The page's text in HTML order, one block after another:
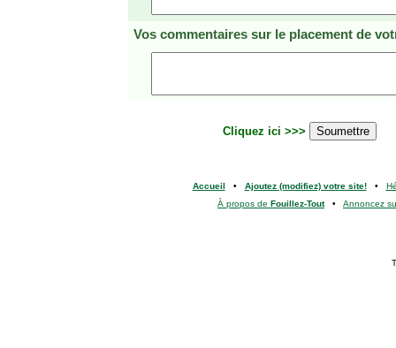
Vos commentaires sur le placement de
Cliquez ici >>>
Accueil • Ajoutez (modifiez) votre site!•
À propos de Fouillez-Tout• Annoncez